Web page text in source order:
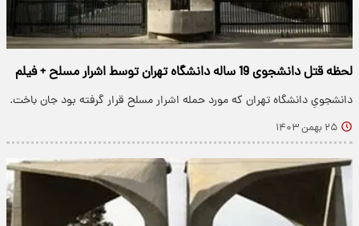
لحظه قتل دانشجوی 19 ساله دانشگاه تهران توسط اشرار مسلح + فیلم
دانشجویِ دانشگاه تهران که مورد حمله اشرار مسلح قرار گرفته بود جان باخت.
۲۵ بهمن ۱۴۰۳